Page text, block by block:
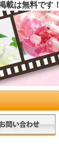
載は無料です！